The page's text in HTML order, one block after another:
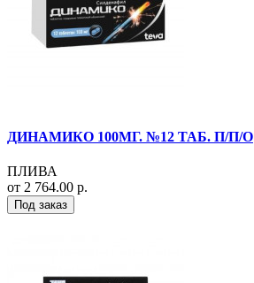
ДИНАМИКО 100МГ. №12 ТАБ. П/П/О
ПЛИВА
от 2 764.00 р.
Под заказ